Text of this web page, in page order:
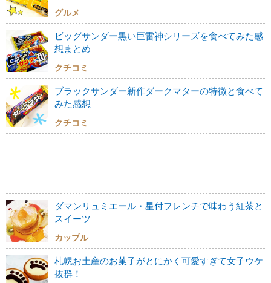
グルメ
ビッグサンダー黒い巨雷神シリーズを食べてみた感
想まとめ
クチコミ
ブラックサンダー新作ダークマターの特徴と食べて
みた感想
クチコミ
ダマンリュミエール・星付フレンチで味わう紅茶と
スイーツ
カップル
札幌お土産のお菓子がとにかく可愛すぎて女子ウケ
抜群！